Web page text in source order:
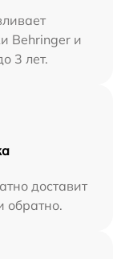
Behringer и
3 лет.
доставит
обратно.